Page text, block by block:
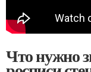
Что нужно